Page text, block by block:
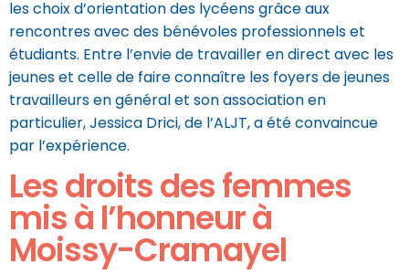
les choix d’orientation des lycéens grâce aux
rencontres avec des bénévoles professionnels et
étudiants. Entre l’envie de travailler en direct avec les
jeunes et celle de faire connaître les foyers de jeunes
travailleurs en général et son association en
particulier, Jessica Drici, de l’ALJT, a été convaincue
par l’expérience.
Les droits des femmes
mis à l’honneur à
Moissy-Cramayel